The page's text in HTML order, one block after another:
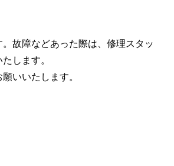
故障などあった際は、修理スタッ
します。
いいたします。